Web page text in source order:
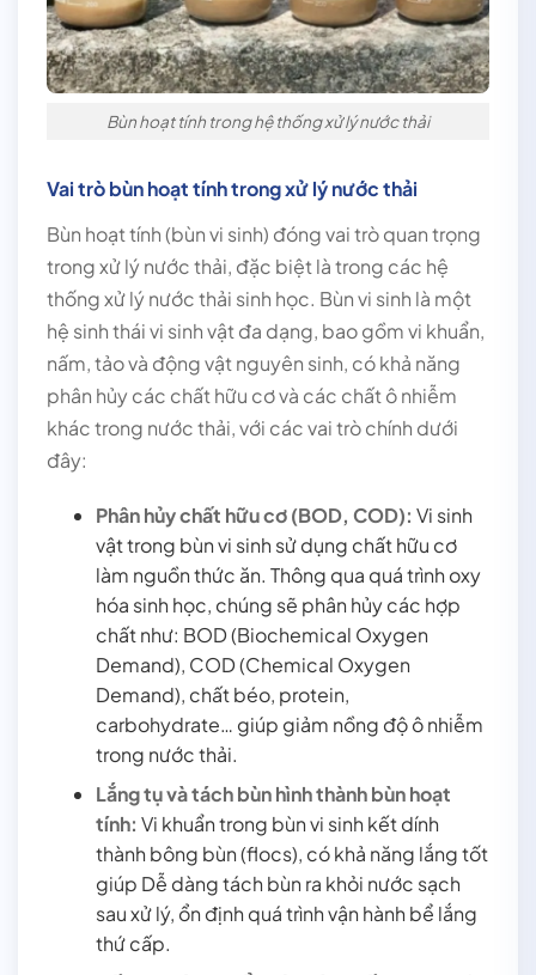
Bùn hoạt tính trong hệ thống xử lý nước thải
Vai trò bùn hoạt tính trong xử lý nước thải
Bùn hoạt tính (bùn vi sinh) đóng vai trò quan trọng
trong xử lý nước thải, đặc biệt là trong các hệ
thống xử lý nước thải sinh học. Bùn vi sinh là một
hệ sinh thái vi sinh vật đa dạng, bao gồm vi khuẩn,
nấm, tảo và động vật nguyên sinh, có khả năng
phân hủy các chất hữu cơ và các chất ô nhiễm
khác trong nước thải, với các vai trò chính dưới
đây:
Phân hủy chất hữu cơ (BOD, COD): Vi sinh
vật trong bùn vi sinh sử dụng chất hữu cơ
làm nguồn thức ăn. Thông qua quá trình oxy
hóa sinh học, chúng sẽ phân hủy các hợp
chất như: BOD (Biochemical Oxygen
Demand), COD (Chemical Oxygen
Demand), chất béo, protein,
carbohydrate… giúp giảm nồng độ ô nhiễm
trong nước thải.
Lắng tụ và tách bùn hình thành bùn hoạt
tính: Vi khuẩn trong bùn vi sinh kết dính
thành bông bùn (flocs), có khả năng lắng tốt
giúp Dễ dàng tách bùn ra khỏi nước sạch
sau xử lý, ổn định quá trình vận hành bể lắng
thứ cấp.